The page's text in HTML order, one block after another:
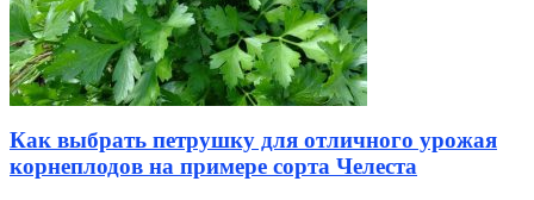
Как выбрать петрушку для отличного урожая
корнеплодов на примере сорта Челеста